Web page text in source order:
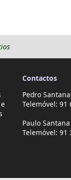
Contactos
Pedro
Telemóvel: 91
Paulo
Telemóvel: 91